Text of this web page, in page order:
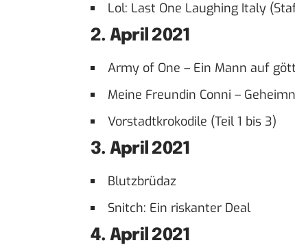
Lol: Last One Laughing Italy
2. April 2021
Army of One – Ein Mann auf
Meine Freundin Conni –
Vorstadtkrokodile (Teil 1 bis 3)
3. April 2021
Blutzbrüdaz
Snitch: Ein riskanter Deal
4. April 2021